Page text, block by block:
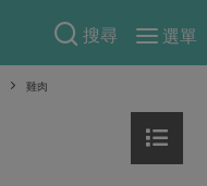
搜尋
選單
雞肉